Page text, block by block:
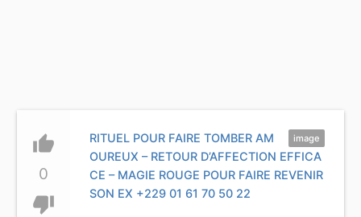
thumb_up
0
thumb_down
image
RITUEL POUR FAIRE TOMBER AM
OUREUX – RETOUR D’AFFECTION EFFICA
CE – MAGIE ROUGE POUR FAIRE REVENIR
SON EX +229 01 61 70 50 22